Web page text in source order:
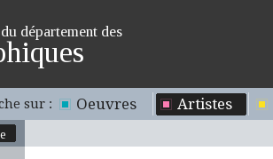
département des
sur : Oeuvres Artistes